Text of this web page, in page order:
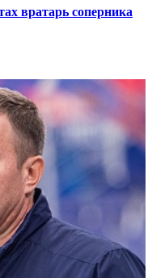
вратарь соперника